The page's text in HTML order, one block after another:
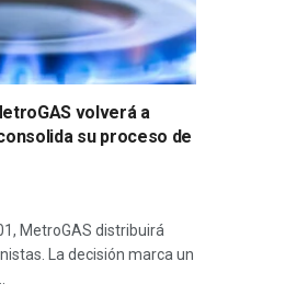
volverá a
su proceso de
MetroGAS distribuirá
La decisión marca un